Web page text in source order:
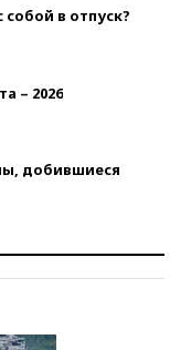
в отпуск?
– 2026
добившиеся